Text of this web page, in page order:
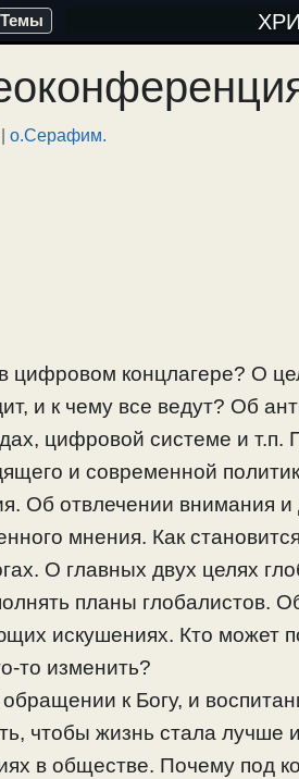
Темы
| о.Серафим.
цифровом концлагере? О
и к чему все ведут? Об
цифровой системе и т.п.
и современной
Об отвлечении внимания
мнения. Как
О главных двух целях
планы глобалистов.
искушениях. Кто может
то изменить?
к Богу, и
чтобы жизнь стала
в обществе. Почему под